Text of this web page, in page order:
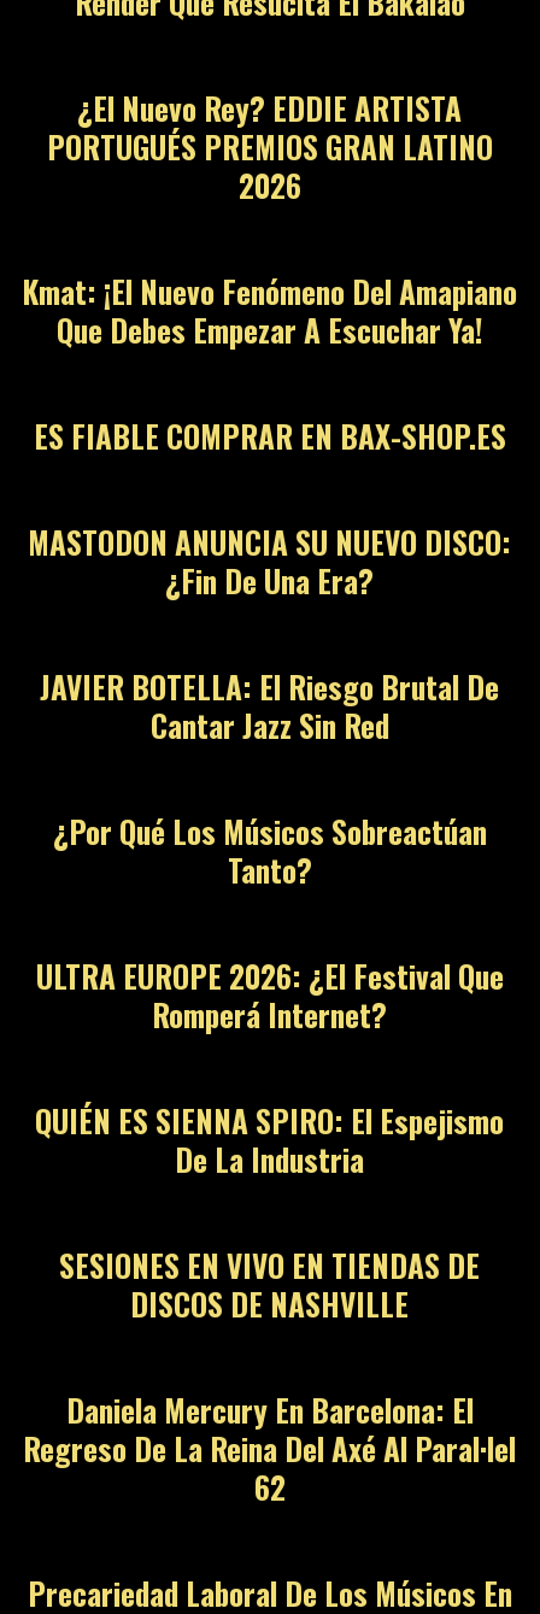
¿El Nuevo Rey? EDDIE ARTISTA
PORTUGUÉS PREMIOS GRAN LATINO
2026
Kmat: ¡El Nuevo Fenómeno Del Amapiano
Que Debes Empezar A Escuchar Ya!
ES FIABLE COMPRAR EN BAX-SHOP.ES
MASTODON ANUNCIA SU NUEVO DISCO:
¿Fin De Una Era?
JAVIER BOTELLA: El Riesgo Brutal De
Cantar Jazz Sin Red
¿Por Qué Los Músicos Sobreactúan
Tanto?
ULTRA EUROPE 2026: ¿El Festival Que
Romperá Internet?
QUIÉN ES SIENNA SPIRO: El Espejismo
De La Industria
SESIONES EN VIVO EN TIENDAS DE
DISCOS DE NASHVILLE
Daniela Mercury En Barcelona: El
Regreso De La Reina Del Axé Al Paral·lel
62
Precariedad Laboral De Los Músicos En